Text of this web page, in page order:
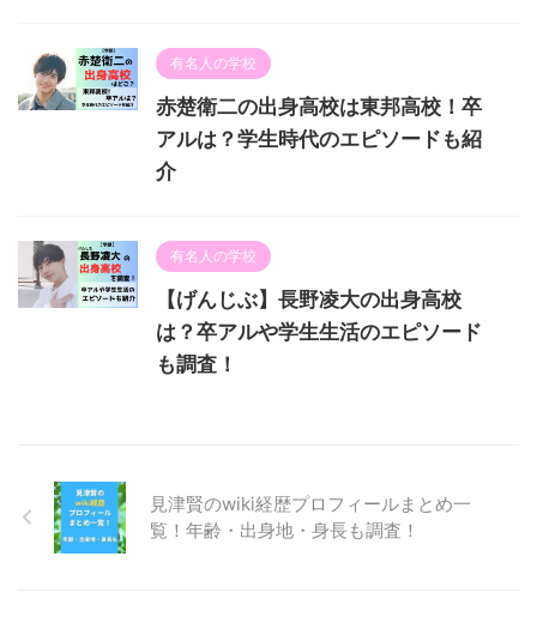
有名人の学校
赤楚衛二の出身高校は東邦高校！卒
アルは？学生時代のエピソードも紹
介
有名人の学校
【げんじぶ】長野凌大の出身高校
は？卒アルや学生生活のエピソード
も調査！
見津賢のwiki経歴プロフィールまとめ一
覧！年齢・出身地・身長も調査！